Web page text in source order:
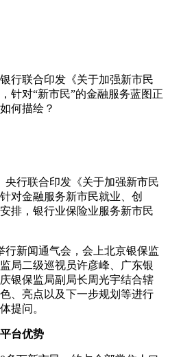
行联合印发《关于加强新市民
针对“新市民”的金融服务蓝图正
何描绘？
央行联合印发《关于加强新市民
对金融服务新市民就业、创
排，银行业保险业服务新市民
行新闻通气会，会上北京银保监
局二级巡视员许彦峰、广东银
银保监局副局长周光宇结合辖
、亮点以及下一步规划等进行
提问。
台优势